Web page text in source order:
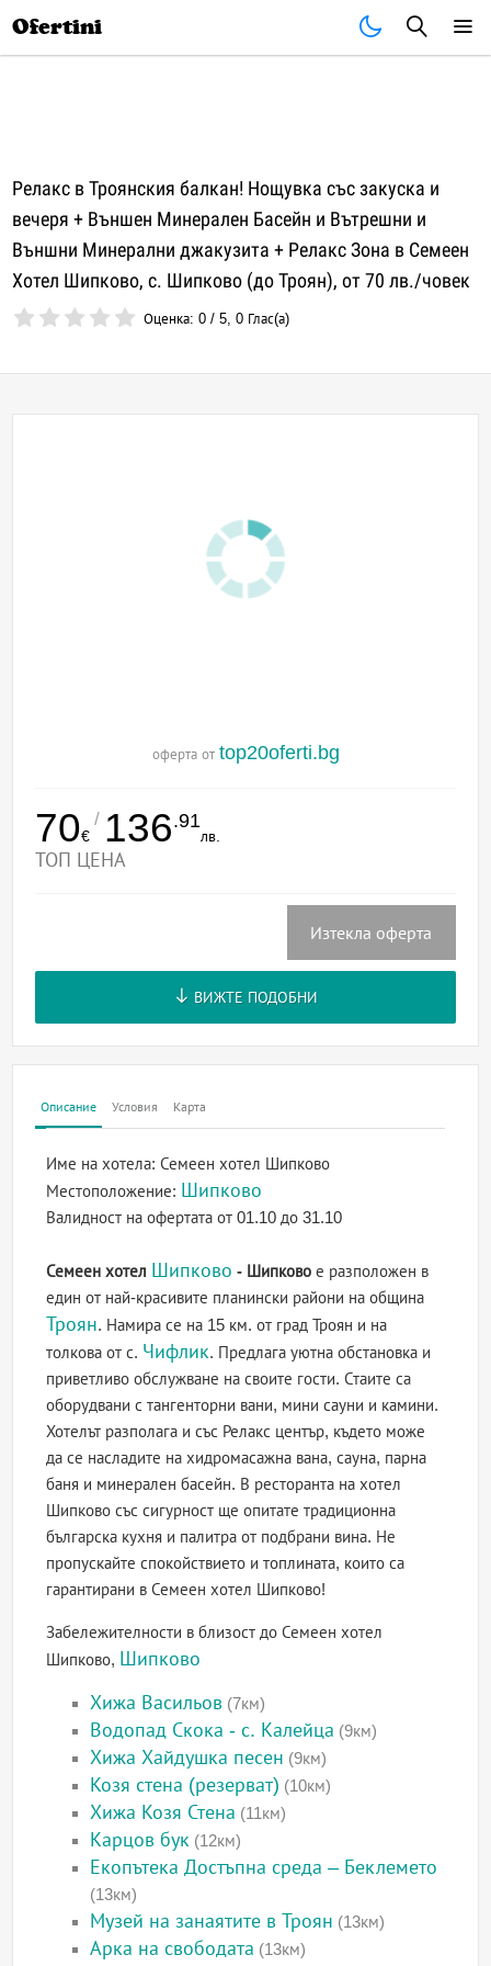
Ofertini
Релакс в Троянския балкан! Нощувка със закуска и
вечеря + Външен Минерален Басейн и Вътрешни и
Външни Минерални джакузита + Релакс Зона в Семеен
Хотел Шипково, с. Шипково (до Троян), от 70 лв./човек
Оценка:0 /5,0 Глас(а)
оферта от top20oferti.bg
70€
/ 136.91
лв.
ТОП ЦЕНА
Изтекла оферта
ВИЖТЕ ПОДОБНИ
Описание Условия Карта
Име на хотела:Семеен хотел Шипково
Местоположение: Шипково
Валидност на офертатаот 01.10 до 31.10
Семеен хотел Шипково - Шипковое разположен в
един от най-красивите планински райони на община
Троян. Намира се на 15 км. от град Троян и на
толкова от с. Чифлик. Предлага уютна обстановка и
приветливо обслужване на своите гости. Стаите са
оборудвани с тангенторни вани, мини сауни и камини.
Хотелът разполага и със Релакс център, където може
да се насладите на хидромасажна вана, сауна, парна
баня и минерален басейн. В ресторанта на хотел
Шипково със сигурност ще опитате традиционна
българска кухня и палитра от подбрани вина. Не
пропускайте спокойствието и топлината, които са
гарантирани в Семеен хотел Шипково!
Забележителности в близост до Семеен хотел
Шипково, Шипково
Хижа Васильов (7км)
Водопад Скока - с. Калейца (9км)
Хижа Хайдушка песен (9км)
Козя стена (резерват) (10км)
Хижа Козя Стена (11км)
Карцов бук (12км)
Екопътека Достъпна среда – Беклемето
(13км)
Музей на занаятите в Троян (13км)
Арка на свободата (13км)